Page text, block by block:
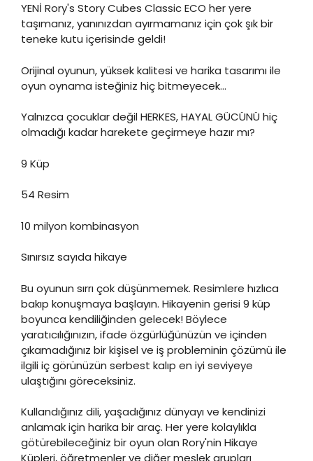
YENİ Rory's Story Cubes Classic ECO her yere
taşımanız, yanınızdan ayırmamanız için çok şık bir
teneke kutu içerisinde geldi!
Orijinal oyunun, yüksek kalitesi ve harika tasarımı ile
oyun oynama isteğiniz hiç bitmeyecek…
Yalnızca çocuklar değil HERKES, HAYAL GÜCÜNÜ hiç
olmadığı kadar harekete geçirmeye hazır mı?
9 Küp
54 Resim
10 milyon kombinasyon
Sınırsız sayıda hikaye
Bu oyunun sırrı çok düşünmemek. Resimlere hızlıca
bakıp konuşmaya başlayın. Hikayenin gerisi 9 küp
boyunca kendiliğinden gelecek! Böylece
yaratıcılığınızın, ifade özgürlüğünüzün ve içinden
çıkamadığınız bir kişisel ve iş probleminin çözümü ile
ilgili iç görünüzün serbest kalıp en iyi seviyeye
ulaştığını göreceksiniz.
Kullandığınız dili, yaşadığınız dünyayı ve kendinizi
anlamak için harika bir araç. Her yere kolaylıkla
götürebileceğiniz bir oyun olan Rory'nin Hikaye